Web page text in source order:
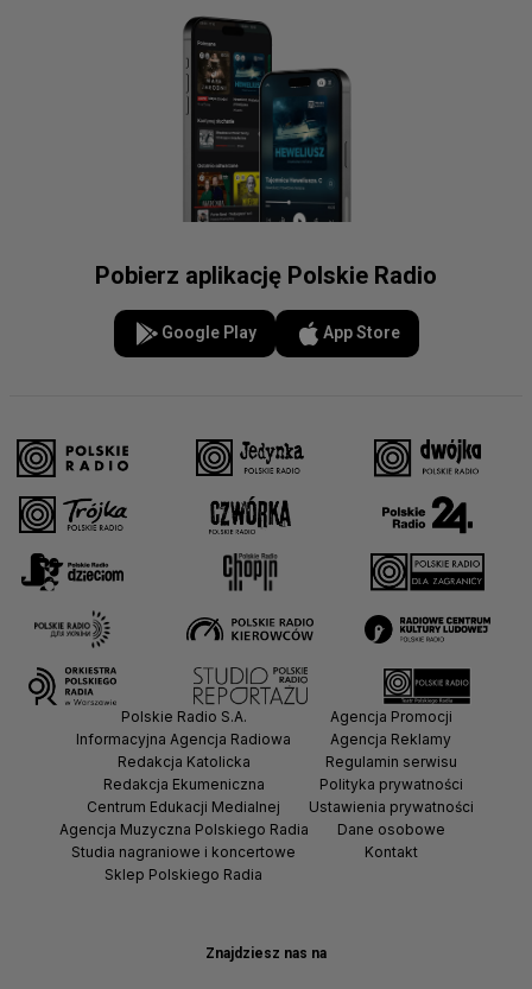
Pobierz aplikację Polskie Radio
Google Play App Store
Znajdziesz nas na
Polskie Radio S.A.
Informacyjna Agencja Radiowa
Redakcja Katolicka
Redakcja Ekumeniczna
Centrum Edukacji Medialnej
Agencja Muzyczna Polskiego Radia
Studia nagraniowe i koncertowe
Sklep Polskiego Radia
Agencja Promocji
Agencja Reklamy
Regulamin serwisu
Polityka prywatności
Ustawienia prywatności
Dane osobowe
Kontakt